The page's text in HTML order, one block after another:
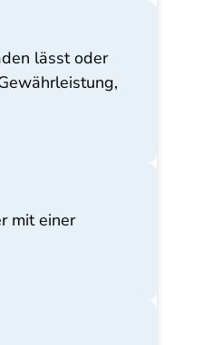
lässt oder
mit einer